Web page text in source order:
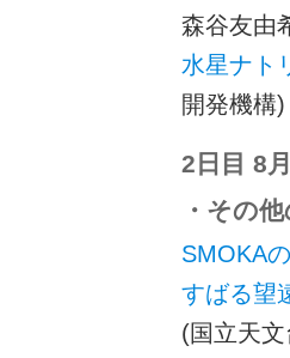
森谷友由
水星ナト
開発機構)
2日目 8
・その
SMOKA
すばる望
(国立天